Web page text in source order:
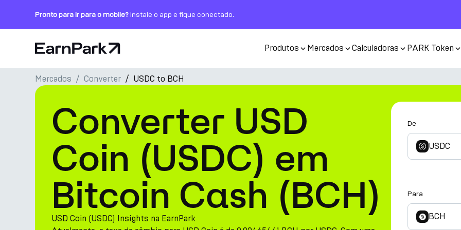
Pronto para ir para o mobile?Instale o app e fique conectado.
Página Inicial Produtos Mercados Calculadoras PARK Token
Produtos
Mercados
Calculadoras
PARK Token
Recursos
Empresa
Mercados Converter USDC to BCH
Converter USD
Coin (USDC) em
Bitcoin Cash (BCH)
USD Coin (USDC) Insights na EarnPark
De
USDC
Para
BCH